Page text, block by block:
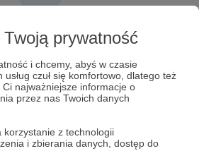
prywatność
i chcemy, abyś w czasie
czuł się komfortowo, dlatego też
najważniejsze informacje o
przez nas Twoich danych
korzystanie z technologii
i zbierania danych, dostęp do
tylko dla Patronów
musisz być zalogowany
Patronem
Zaloguj się